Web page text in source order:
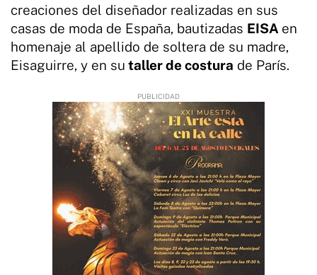
creaciones del diseñador realizadas en sus
casas de moda de España, bautizadas EISA en
homenaje al apellido de soltera de su madre,
Eisaguirre, y en su taller de costura de París.